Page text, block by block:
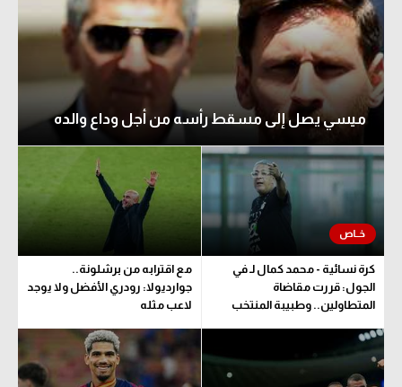
كرة السلة الأمريكية
كرة سلة
كرة يد
كرة طائرة
الوطن العربي
في المونديال
رياضة نسائية
آسيا
أمريكا
ركن الألعاب
ميسي يصل إلى مسقط رأسه من أجل وداع والده
كرة نسائية - محمد كمال لـ في
الجول: قررت مقاضاة
المتطاولين.. وطبيبة المنتخب
مع اقترابه من برشلونة..
جوارديولا: رودري الأفضل ولا يوجد
لاعب مثله